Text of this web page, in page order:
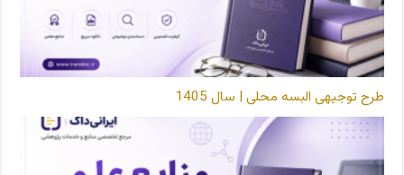
طرح توجیهی البسه محلی | سال 1405